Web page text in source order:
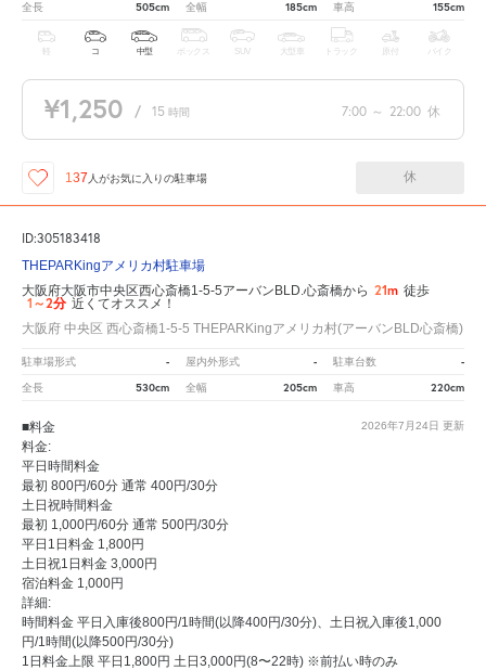
全長 505cm 全幅 185cm 車高 155cm
軽 コ 中型 ボックス SUV 大型車 トラック 原付 バイク
¥1,250 / 15 時間 7:00 ～ 22:00 休
137 人がお気に入りの駐車場 休
ID:305183418
THEPARKingアメリカ村駐車場
大阪府大阪市中央区西心斎橋1-5-5アーバンBLD.心斎橋から 21m 徒歩
1～2分 近くてオススメ！
大阪府 中央区 西心斎橋1-5-5 THEPARKingアメリカ村(アーバンBLD心斎橋)
駐車場形式 - 屋内外形式 - 駐車台数 -
全長 530cm 全幅 205cm 車高 220cm
2026年7月24日 更新
■料金
料金:
平日時間料金
最初 800円/60分 通常 400円/30分
土日祝時間料金
最初 1,000円/60分 通常 500円/30分
平日1日料金 1,800円
土日祝1日料金 3,000円
宿泊料金 1,000円
詳細:
時間料金 平日入庫後800円/1時間(以降400円/30分)、土日祝入庫後1,000
円/1時間(以降500円/30分)
1日料金上限 平日1,800円 土日3,000円(8〜22時) ※前払い時のみ